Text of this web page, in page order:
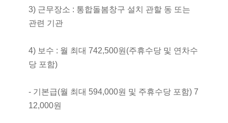
3) 근무장소 : 통합돌봄창구 설치 관할 동 또는
관련 기관
4) 보수 : 월 최대 742,500원(주휴수당 및 연차수
당 포함)
- 기본급(월 최대 594,000원 및 주휴수당 포함) 7
12,000원